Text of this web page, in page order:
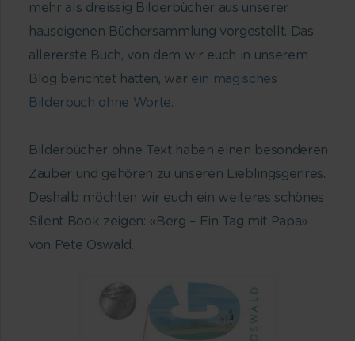
mehr als dreissig Bilderbücher aus unserer
hauseigenen Büchersammlung vorgestellt. Das
allererste Buch, von dem wir euch in unserem
Blog berichtet hatten, war ein magisches
Bilderbuch ohne Worte.
Bilderbücher ohne Text haben einen besonderen
Zauber und gehören zu unseren Lieblingsgenres.
Deshalb möchten wir euch ein weiteres schönes
Silent Book zeigen: «Berg – Ein Tag mit Papa»
von Pete Oswald.